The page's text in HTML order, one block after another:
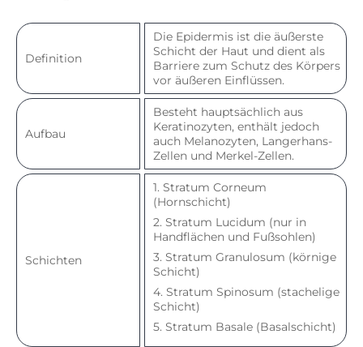
Definition
Die Epidermis ist die äußerste
Schicht der Haut und dient als
Barriere zum Schutz des Körpers
vor äußeren Einflüssen.
Aufbau
Besteht hauptsächlich aus
Keratinozyten, enthält jedoch
auch Melanozyten, Langerhans-
Zellen und Merkel-Zellen.
Schichten
1. Stratum Corneum
(Hornschicht)
2. Stratum Lucidum (nur in
Handflächen und Fußsohlen)
3. Stratum Granulosum (körnige
Schicht)
4. Stratum Spinosum (stachelige
Schicht)
5. Stratum Basale (Basalschicht)